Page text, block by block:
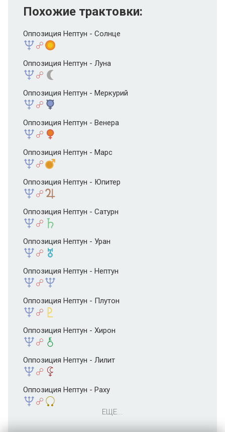
Похожие трактовки:
Оппозиция Нептун - Солнце
Оппозиция Нептун - Луна
Оппозиция Нептун - Меркурий
Оппозиция Нептун - Венера
Оппозиция Нептун - Марс
Оппозиция Нептун - Юпитер
Оппозиция Нептун - Сатурн
Оппозиция Нептун - Уран
Оппозиция Нептун - Нептун
Оппозиция Нептун - Плутон
Оппозиция Нептун - Хирон
Оппозиция Нептун - Лилит
Оппозиция Нептун - Раху
ЕЩЕ...